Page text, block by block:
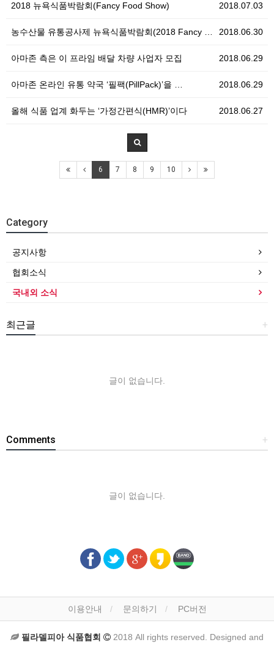
2018.07.03
2018 뉴욕식품박람회(Fancy Food Show)
2018.06.30
농수산물 유통공사제 뉴욕식품박람회(2018 Fancy …
2018.06.29
아마존 측은 이 프라임 배달 차량 사업자 모집
2018.06.29
아마존 온라인 유통 약국 ‘필팩(PillPack)’을 …
2018.06.27
올해 식품 업계 화두는 ‘가정간편식(HMR)’이다
6 7 8 9 10
Category
공지사항
협회소식
국내외 소식
+
최근글
글이 없습니다.
+
Comments
글이 없습니다.
이용안내 문의하기 PC버전
필라델피아 식품협회 2018 All rights reserved. Designed and